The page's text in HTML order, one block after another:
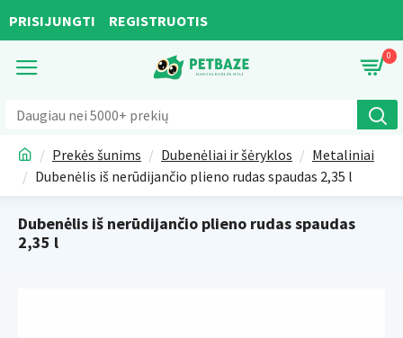
PRISIJUNGTI REGISTRUOTIS
0
Prekės šunims Dubenėliai ir šėryklos
Metaliniai
Dubenėlis iš nerūdijančio plieno rudas spaudas 2,35 l
Dubenėlis iš nerūdijančio plieno rudas spaudas
2,35 l